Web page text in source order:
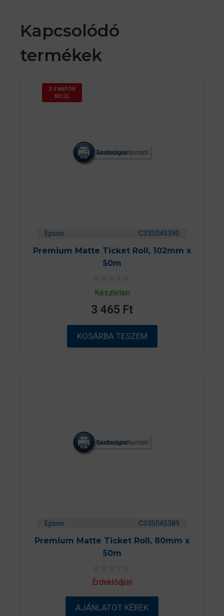
Kapcsolódó
termékek
2-3 NAPON
BELÜL
Epson C33S045390
Premium Matte Ticket Roll, 102mm x
50m
0
a
5
b
ő
l
Készleten
3 465 Ft
KOSÁRBA TESZEM
Epson C33S045389
Premium Matte Ticket Roll, 80mm x
50m
0
a
-
Érdeklődjön
AJÁNLATOT KÉREK